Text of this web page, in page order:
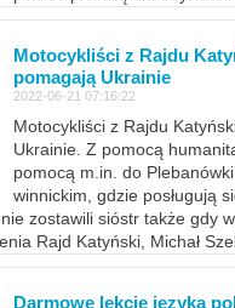
Motocykliści z Rajdu
pomagają Ukrainie
2022-06-21 07:16:22
Motocykliści z Rajdu
Ukrainie. Z pomocą
pomocą m.in. do
winnickim, gdzie posługują
zostawili sióstr także gdy
Rajd Katyński, Michał
Darmowe lekcje języka